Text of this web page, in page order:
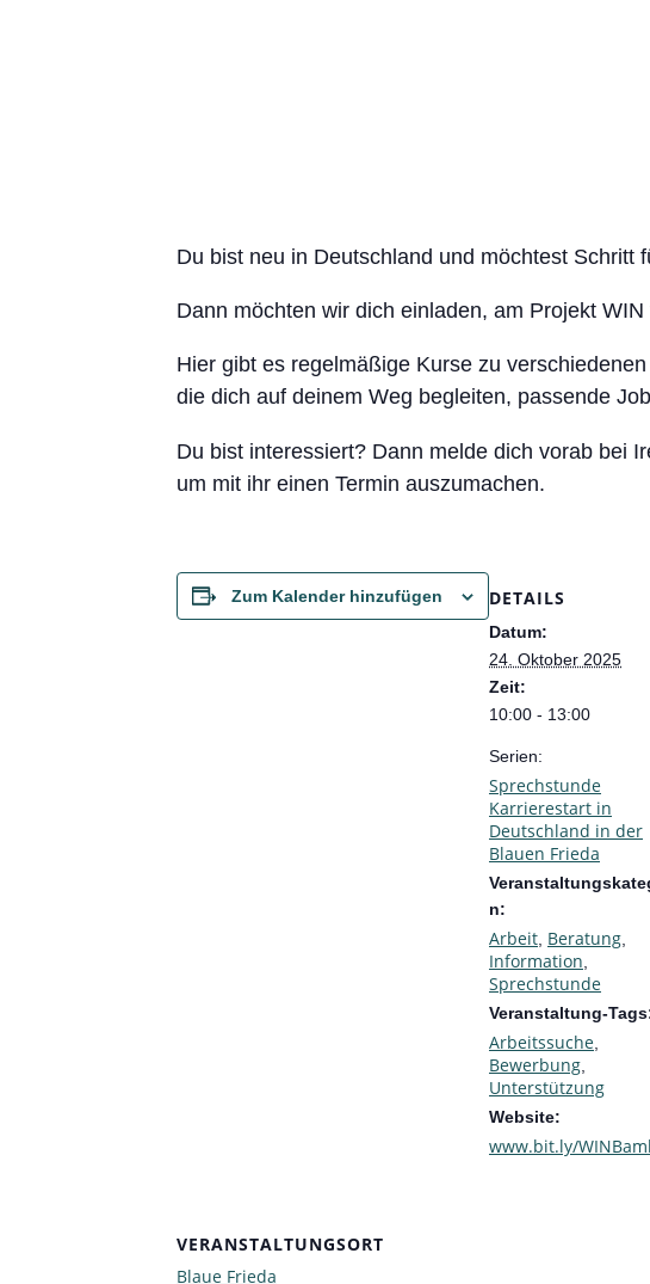
Du bist neu in Deutschland und möchtest Schritt
Dann möchten wir dich einladen, am Projekt
Hier gibt es regelmäßige Kurse zu
die dich auf deinem Weg begleiten, passende
Du bist interessiert? Dann melde dich vorab bei
um mit ihr einen Termin auszumachen.
Zum Kalender hinzufügen DETAILS
Datum:
24. Oktober 2025
Zeit:
10:00 - 13:00
Serien:
Sprechstunde
Karrierestart in
Deutschland in der
Blauen Frieda
n:
Arbeit Beratung
Information
Sprechstunde
Veranstaltung-
Arbeitssuche
Bewerbung
Unterstützung
Website:
www.bit.ly/
VERANSTALTUNGSORT
Blaue Frieda